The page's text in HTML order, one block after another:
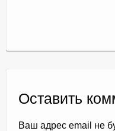
Оставить
Ваш адрес email не